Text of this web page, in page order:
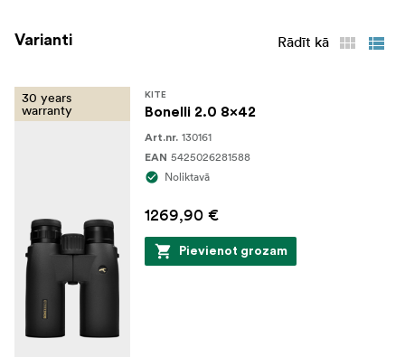
Varianti Rādīt kā
30 years
warranty
KITE
Bonelli 2.0 8x42
Art.nr. 130161
EAN 5425026281588
Noliktavā
1269,90 €
Pievienot grozam